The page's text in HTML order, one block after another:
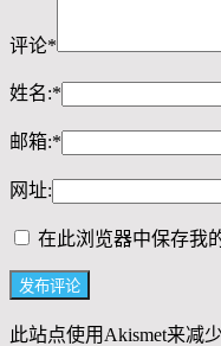
评论*
姓名:*
邮箱:*
网址:
在此浏览器中保存我
此站点使用Akismet来减